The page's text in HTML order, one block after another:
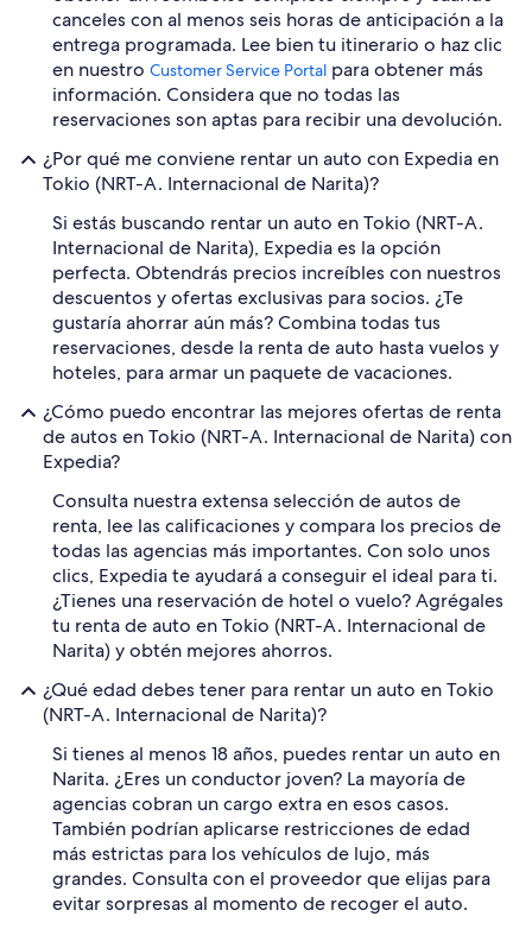
canceles con al menos seis horas de anticipación a la
entrega programada. Lee bien tu itinerario o haz clic
en nuestro Customer Service Portal para obtener más
información. Considera que no todas las
reservaciones son aptas para recibir una devolución.
¿Por qué me conviene rentar un auto con Expedia en
Tokio (NRT-A. Internacional de Narita)?
Si estás buscando rentar un auto en Tokio (NRT-A.
Internacional de Narita), Expedia es la opción
perfecta. Obtendrás precios increíbles con nuestros
descuentos y ofertas exclusivas para socios. ¿Te
gustaría ahorrar aún más? Combina todas tus
reservaciones, desde la renta de auto hasta vuelos y
hoteles, para armar un paquete de vacaciones.
¿Cómo puedo encontrar las mejores ofertas de renta
de autos en Tokio (NRT-A. Internacional de Narita) con
Expedia?
Consulta nuestra extensa selección de autos de
renta, lee las calificaciones y compara los precios de
todas las agencias más importantes. Con solo unos
clics, Expedia te ayudará a conseguir el ideal para ti.
¿Tienes una reservación de hotel o vuelo? Agrégales
tu renta de auto en Tokio (NRT-A. Internacional de
Narita) y obtén mejores ahorros.
¿Qué edad debes tener para rentar un auto en Tokio
(NRT-A. Internacional de Narita)?
Si tienes al menos 18 años, puedes rentar un auto en
Narita. ¿Eres un conductor joven? La mayoría de
agencias cobran un cargo extra en esos casos.
También podrían aplicarse restricciones de edad
más estrictas para los vehículos de lujo, más
grandes. Consulta con el proveedor que elijas para
evitar sorpresas al momento de recoger el auto.